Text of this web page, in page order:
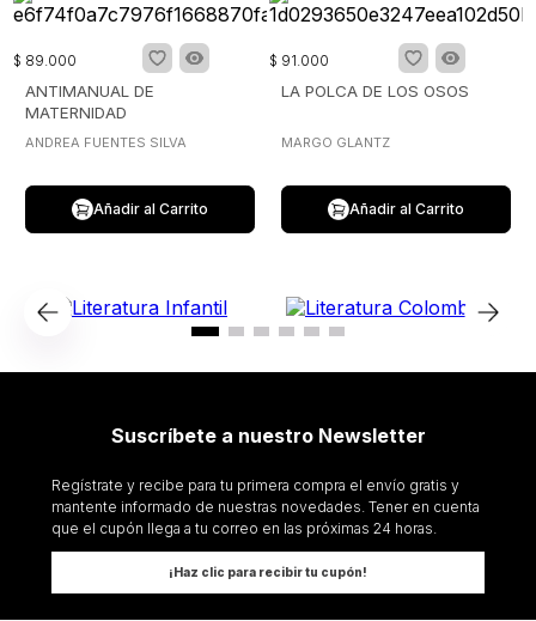
$ 89.000
ANTIMANUAL DE
MATERNIDAD
ANDREA FUENTES SILVA
Añadir al Carrito
$ 91.000
LA POLCA DE LOS OSOS
MARGO GLANTZ
Añadir al Carrito
Suscríbete a nuestro Newsletter
Regístrate y recibe para tu primera compra el envío gratis y
mantente informado de nuestras novedades. Tener en cuenta
que el cupón llega a tu correo en las próximas 24 horas.
¡Haz clic para recibir tu cupón!